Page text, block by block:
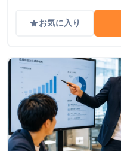
gradeお気に入り